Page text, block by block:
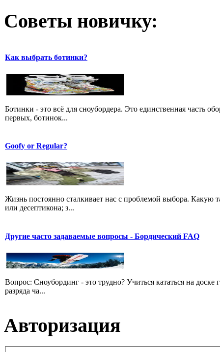
Советы новичку:
Как выбрать ботинки?
Ботинки - это всё для сноубордера. Это единственная часть
первых, ботинок...
Goofy or Regular?
Жизнь постоянно сталкивает нас с проблемой выбора. Какую
или десептикона; з...
Другие часто задаваемые вопросы - Бордический FAQ
Вопрос: Сноубординг - это трудно? Учиться кататься на
разряда ча...
Авторизация